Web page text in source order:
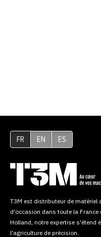
FR EN ES
T3M est distributeur de matériel
d'occasion dans toute la France
Holland, notre expertise s'étend
l'agriculture de précision.